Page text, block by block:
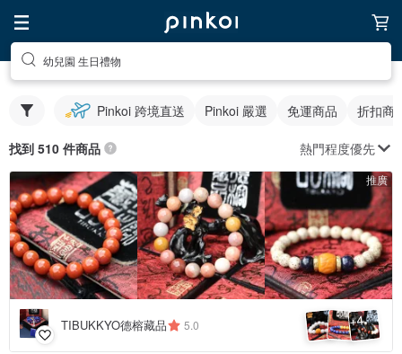
幼兒園 生日禮物
Pinkoi 跨境直送 Pinkoi 嚴選 免運商品 折扣商
找到 510 件商品 熱門程度優先
推廣
TIBUKKYO德榕藏品 5.0 +4